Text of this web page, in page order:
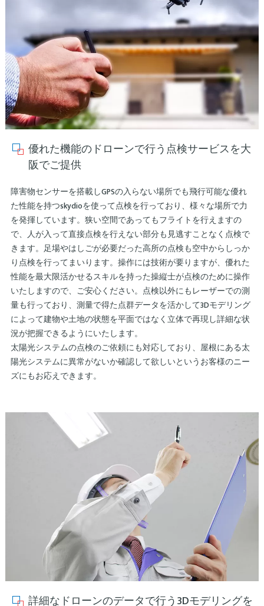
優れた機能のドローンで行う点検サービスを大
阪でご提供
障害物センサーを搭載しGPSの入らない場所でも飛行可能な優れ
た性能を持つskydioを使って点検を行っており、様々な場所で力
を発揮しています。狭い空間であってもフライトを行えますの
で、人が入って直接点検を行えない部分も見逃すことなく点検で
きます。足場やはしごが必要だった高所の点検も空中からしっか
り点検を行ってまいります。操作には技術が要りますが、優れた
性能を最大限活かせるスキルを持った操縦士が点検のために操作
いたしますので、ご安心ください。点検以外にもレーザーでの測
量も行っており、測量で得た点群データを活かして3Dモデリング
によって建物や土地の状態を平面ではなく立体で再現し詳細な状
況が把握できるようにいたします。
太陽光システムの点検のご依頼にも対応しており、屋根にある太
陽光システムに異常がないか確認して欲しいというお客様のニー
ズにもお応えできます。
詳細なドローンのデータで行う3Dモデリングを